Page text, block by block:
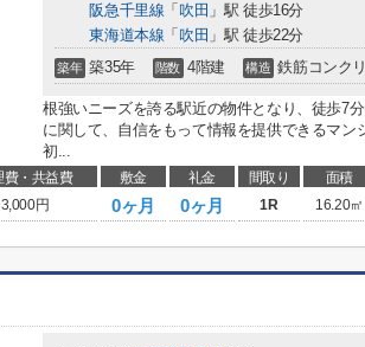
阪急千里線 「 吹田 」駅 徒歩16分
東海道本線 「 吹田 」駅 徒歩22分
築年 築35年 階数 4階建 構造 鉄筋コンク
根強いニーズを誇る駅近の物件となり、徒歩7
に関して、自信をもって情報を提供できるマン
初...
費・共益費 敷金 礼金 間取り 面積
3,000円 0ヶ月 0ヶ月 1R 16.20㎡